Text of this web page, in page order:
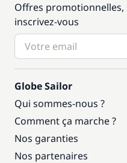
Offres promotionnelles,
inscrivez-vous
Globe Sailor
Qui sommes-nous ?
Comment ça marche ?
Nos garanties
Nos partenaires